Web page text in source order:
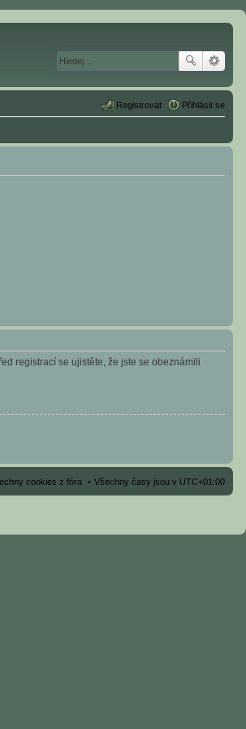
Přihlásit se
Registrovat
registrací se ujistěte, že jste se obeznámili
Všechny časy jsou v UTC+01:00
cookies z fóra